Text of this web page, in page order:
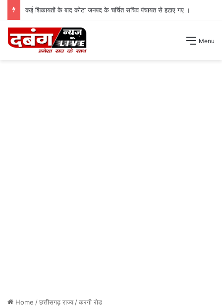
कई शिकायतों के बाद कोटा जनपद के चर्चित सचिव पंचायत से हटाए गए ।
Menu
Home /छत्तीसगढ़ राज्य/करगी रोड